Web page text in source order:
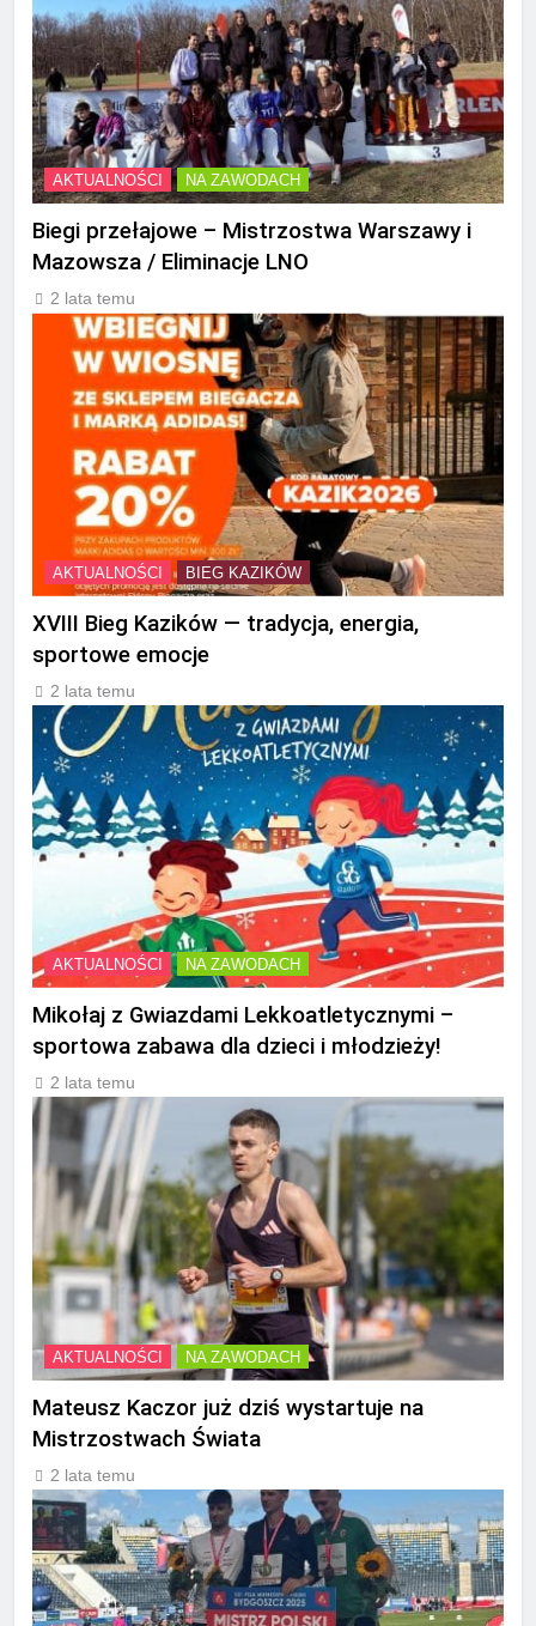
AKTUALNOŚCI NA ZAWODACH
Biegi przełajowe – Mistrzostwa Warszawy i
Mazowsza / Eliminacje LNO
2 lata temu
AKTUALNOŚCI BIEG KAZIKÓW
XVIII Bieg Kazików — tradycja, energia,
sportowe emocje
2 lata temu
AKTUALNOŚCI NA ZAWODACH
Mikołaj z Gwiazdami Lekkoatletycznymi –
sportowa zabawa dla dzieci i młodzieży!
2 lata temu
AKTUALNOŚCI NA ZAWODACH
Mateusz Kaczor już dziś wystartuje na
Mistrzostwach Świata
2 lata temu